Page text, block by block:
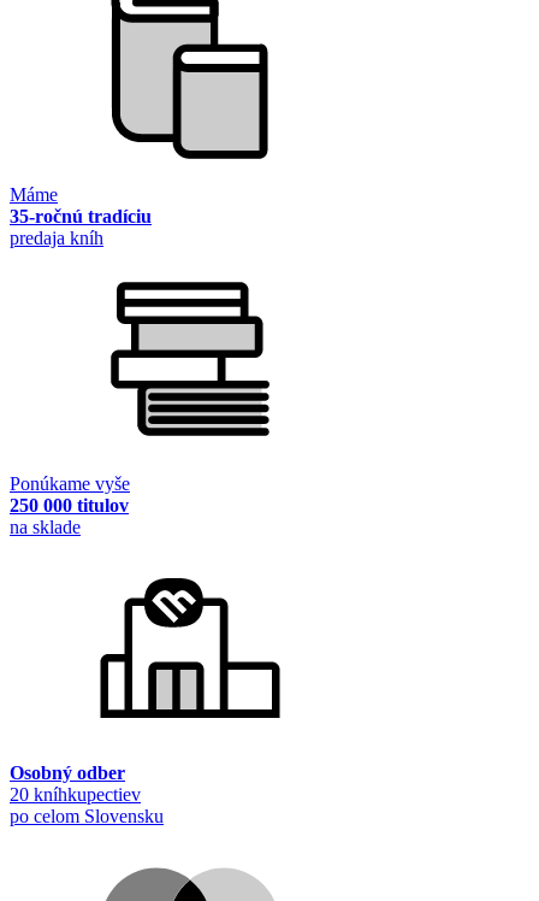
Máme
35-ročnú tradíciu
predaja kníh
Ponúkame vyše
250 000 titulov
na sklade
Osobný odber
20 kníhkupectiev
po celom Slovensku